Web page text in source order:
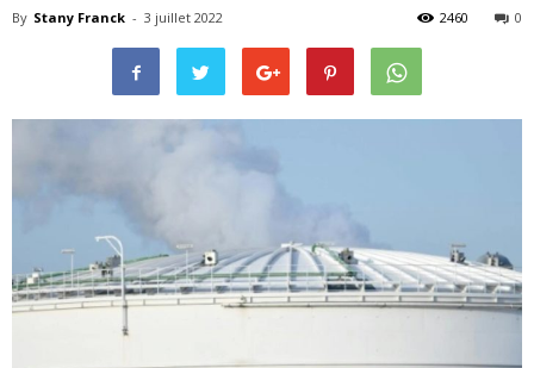
By Stany Franck - 3 juillet 2022 0
2460